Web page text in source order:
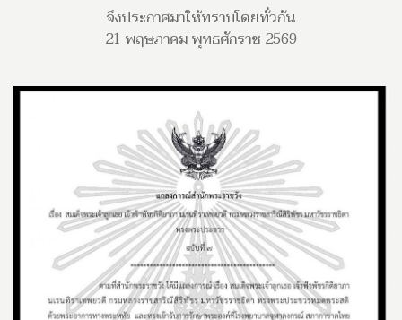
จึงประกาศมาให้ทราบโดยทั่วกัน
21 พฤษภาคม พุทธศักราช 2569